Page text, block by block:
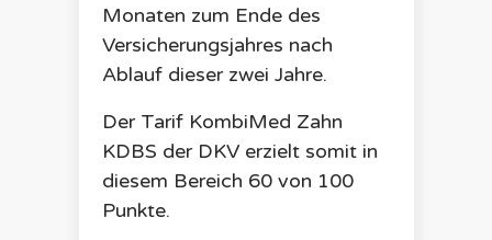
Monaten zum Ende des
Versicherungsjahres nach
Ablauf dieser zwei Jahre.
Der Tarif KombiMed Zahn
KDBS der DKVerzielt somit in
diesem Bereich 60von 100
Punkte.